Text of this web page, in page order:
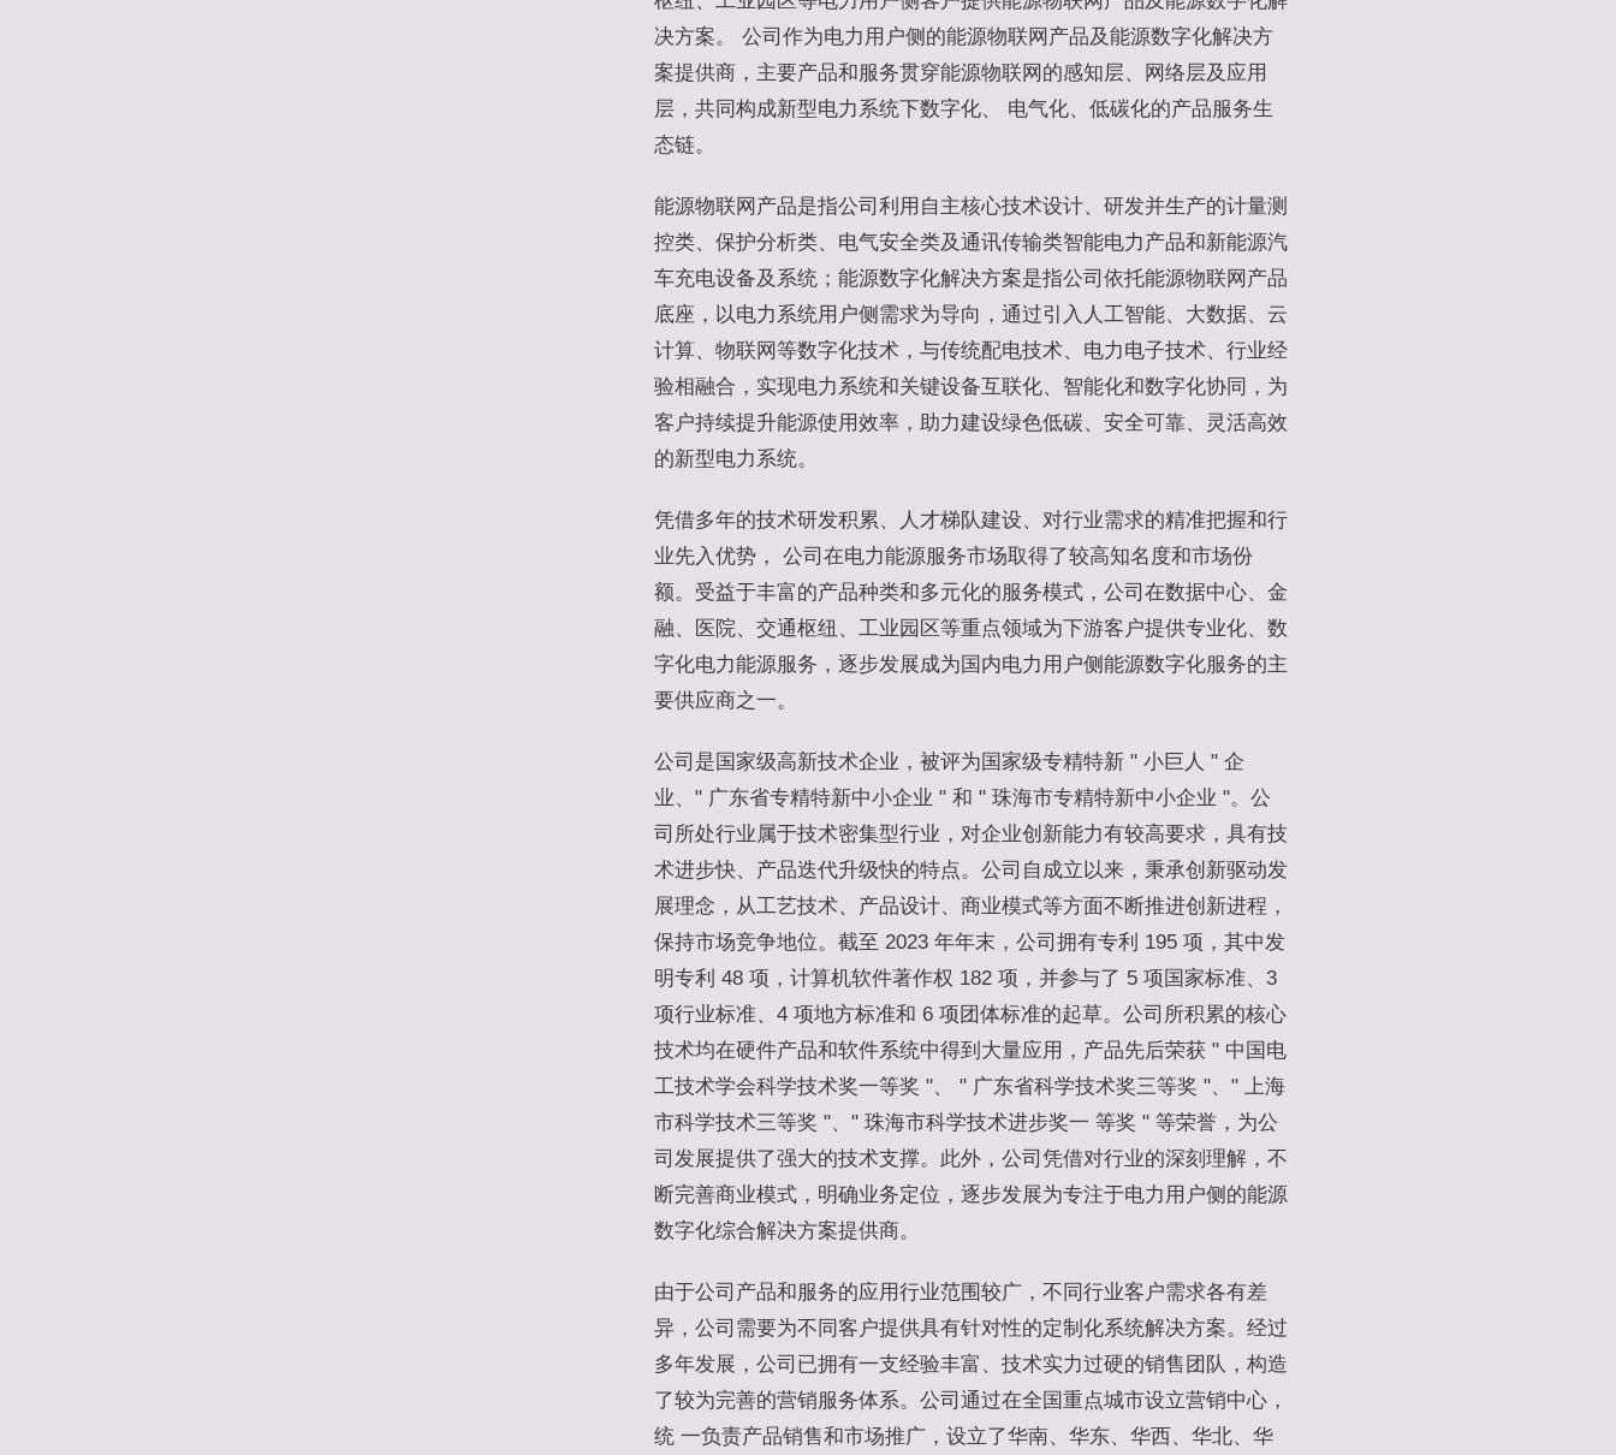
决方案。 公司作为电力用户侧的能源物联网产品及能源数字化解决方
案提供商，主要产品和服务贯穿能源物联网的感知层、网络层及应用
层，共同构成新型电力系统下数字化、 电气化、低碳化的产品服务生
态链。
能源物联网产品是指公司利用自主核心技术设计、研发并生产的计量测
控类、保护分析类、电气安全类及通讯传输类智能电力产品和新能源汽
车充电设备及系统；能源数字化解决方案是指公司依托能源物联网产品
底座，以电力系统用户侧需求为导向，通过引入人工智能、大数据、云
计算、物联网等数字化技术，与传统配电技术、电力电子技术、行业经
验相融合，实现电力系统和关键设备互联化、智能化和数字化协同，为
客户持续提升能源使用效率，助力建设绿色低碳、安全可靠、灵活高效
的新型电力系统。
凭借多年的技术研发积累、人才梯队建设、对行业需求的精准把握和行
业先入优势， 公司在电力能源服务市场取得了较高知名度和市场份
额。受益于丰富的产品种类和多元化的服务模式，公司在数据中心、金
融、医院、交通枢纽、工业园区等重点领域为下游客户提供专业化、数
字化电力能源服务，逐步发展成为国内电力用户侧能源数字化服务的主
要供应商之一。
公司是国家级高新技术企业，被评为国家级专精特新 " 小巨人 " 企
业、" 广东省专精特新中小企业 " 和 " 珠海市专精特新中小企业 "。公
司所处行业属于技术密集型行业，对企业创新能力有较高要求，具有技
术进步快、产品迭代升级快的特点。公司自成立以来，秉承创新驱动发
展理念，从工艺技术、产品设计、商业模式等方面不断推进创新进程，
保持市场竞争地位。截至 2023 年年末，公司拥有专利 195 项，其中发
明专利 48 项，计算机软件著作权 182 项，并参与了 5 项国家标准、3
项行业标准、4 项地方标准和 6 项团体标准的起草。公司所积累的核心
技术均在硬件产品和软件系统中得到大量应用，产品先后荣获 " 中国电
工技术学会科学技术奖一等奖 "、 " 广东省科学技术奖三等奖 "、" 上海
市科学技术三等奖 "、" 珠海市科学技术进步奖一 等奖 " 等荣誉，为公
司发展提供了强大的技术支撑。此外，公司凭借对行业的深刻理解，不
断完善商业模式，明确业务定位，逐步发展为专注于电力用户侧的能源
数字化综合解决方案提供商。
由于公司产品和服务的应用行业范围较广，不同行业客户需求各有差
异，公司需要为不同客户提供具有针对性的定制化系统解决方案。经过
多年发展，公司已拥有一支经验丰富、技术实力过硬的销售团队，构造
了较为完善的营销服务体系。公司通过在全国重点城市设立营销中心，
统 一负责产品销售和市场推广，设立了华南、华东、华西、华北、华